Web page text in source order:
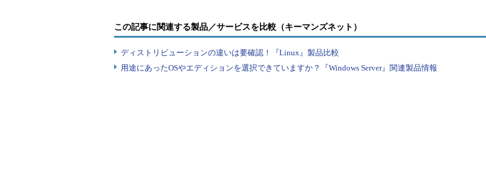
す。「git add」（連載第384回）コマンドでコミットしたいファイルを「インデックス
イルの変更箇所などが記録されます。
この記事に関連する製品／サービスを比較（キーマンズネット）
ディストリビューションの違いは要確認！『Linux』製品比較
用途にあったOSやエディションを選択できていますか？『Windows Server』関連製品情報